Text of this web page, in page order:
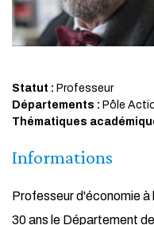
Statut : Professeur
Départements : Pôle
Thématiques
Informations
Professeur d'économie
30 ans le Département